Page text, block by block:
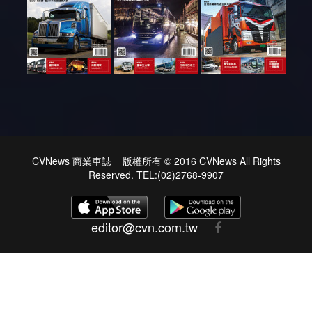
CVNews 商業車誌 版權所有 © 2016 CVNews All Rights
Reserved. TEL:(02)2768-9907
editor@cvn.com.tw